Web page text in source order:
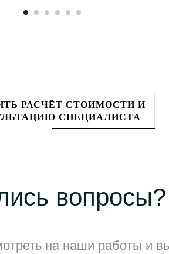
РАСЧЁТ СТОИМОСТИ И
СПЕЦИАЛИСТА
вопросы?
на наши работы и